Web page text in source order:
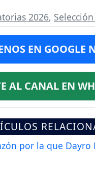
2026,
EN GOOGLE
AL CANAL EN